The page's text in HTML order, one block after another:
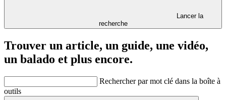
Lancer la
recherche
Trouver un article, un guide, une vidéo,
un balado et plus encore.
Rechercher par mot clé dans la boîte à
outils